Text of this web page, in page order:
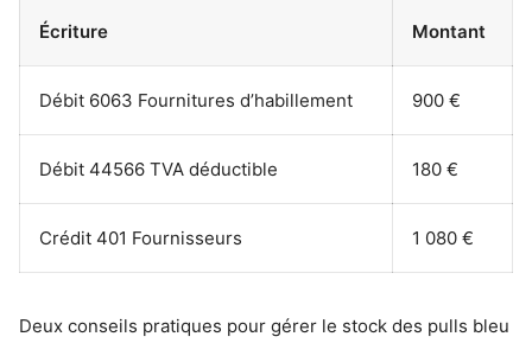
Écriture Montant
Débit 6063 Fournitures d’habillement 900 €
Débit 44566 TVA déductible 180 €
Crédit 401 Fournisseurs 1 080 €
Deux conseils pratiques pour gérer le stock des pulls bleu